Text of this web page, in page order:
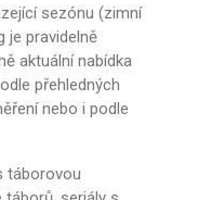
sezónu (zimní
je pravidelně
aktuální nabídka
přehledných
nebo i podle
táborovou